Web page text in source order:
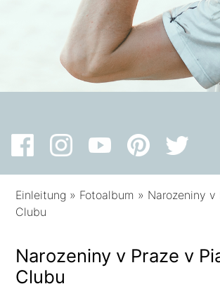
Einleitung » Fotoalbum » Narozeniny v
Clubu
Narozeniny v Praze v
Clubu